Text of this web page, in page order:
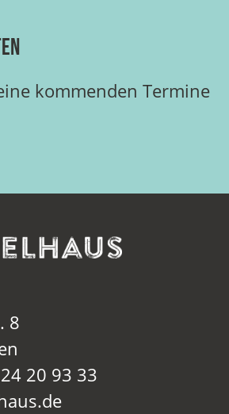
kommenden Termine
8
20 93 33